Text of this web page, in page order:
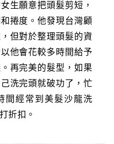
生願意把頭髮剪短，
捲度。他發現台灣顧
但對於整理頭髮的資
他會花較多時間給予
再完美的髮型，如果
洗完頭就破功了，忙
間經常到美髮沙龍洗
折扣。